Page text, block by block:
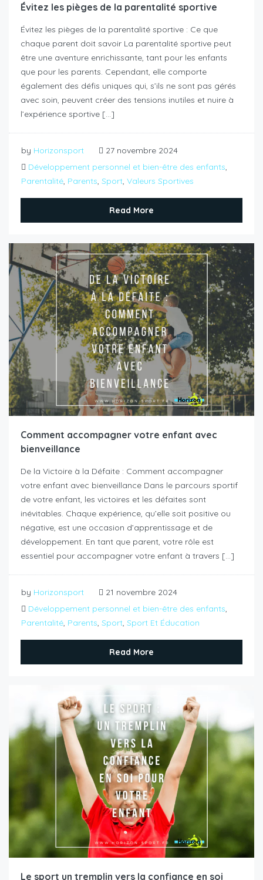
Évitez les pièges de la parentalité sportive
Évitez les pièges de la parentalité sportive : Ce que
chaque parent doit savoir La parentalité sportive peut
être une aventure enrichissante, tant pour les enfants
que pour les parents. Cependant, elle comporte
également des défis uniques qui, s’ils ne sont pas gérés
avec soin, peuvent créer des tensions inutiles et nuire à
l’expérience sportive […]
by Horizonsport
27 novembre 2024
Développement personnel et bien-être des enfants,
Parentalité, Parents, Sport, Valeurs Sportives
Read More
Comment accompagner votre enfant avec
bienveillance
De la Victoire à la Défaite : Comment accompagner
votre enfant avec bienveillance Dans le parcours sportif
de votre enfant, les victoires et les défaites sont
inévitables. Chaque expérience, qu’elle soit positive ou
négative, est une occasion d’apprentissage et de
développement. En tant que parent, votre rôle est
essentiel pour accompagner votre enfant à travers […]
by Horizonsport
21 novembre 2024
Développement personnel et bien-être des enfants,
Parentalité, Parents, Sport, Sport Et Éducation
Read More
Le sport un tremplin vers la confiance en soi